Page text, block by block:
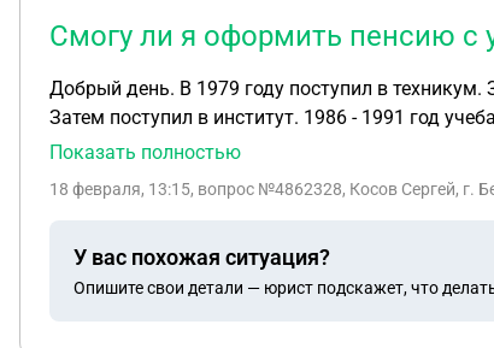
Смогу ли я оформить пенсию с
Добрый день. В 1979 году поступил в техникум. Закончил в июне 1983 года и устроился на работу. В ноябре 1983 года ушел в армию. Вернулся в ноябре 1985 г.
Затем поступил в институт. 1986 - 1991 год
мес. По закону время учебы в техникуме и
Показать полностью
18 февраля, 13:15, вопрос №4862328, Косов Сергей, г.
У вас похожая ситуация?
Опишите свои детали — юрист подскажет, что